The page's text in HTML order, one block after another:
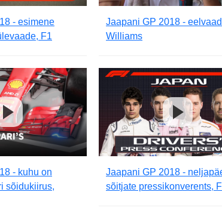
- esimene
F1
Jaapani GP 2018 -
Williams
- kuhu on
sõidukiirus,
Jaapani GP 2018 -
sõitjate pressikonverents,